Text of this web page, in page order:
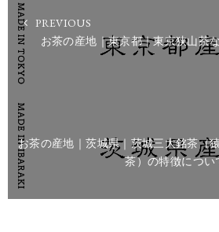
PREVIOUS
お茶の産地｜東京都｜東京狭山茶
お茶の産地｜茨城県｜茨城三大銘茶（
茶）の特徴につい